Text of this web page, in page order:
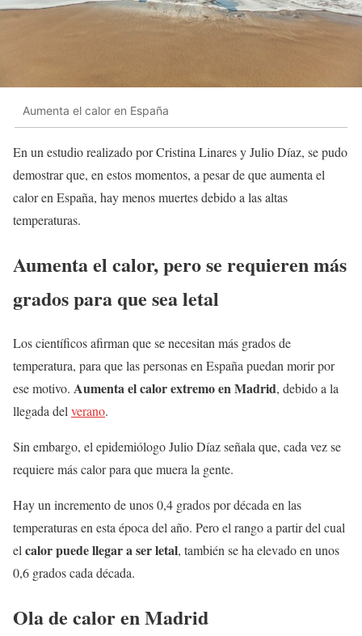
Aumenta el calor en España
En un estudio realizado por Cristina Linares y Julio Díaz, se pudo
demostrar que, en estos momentos, a pesar de que aumenta el
calor en España, hay menos muertes debido a las altas
temperaturas.
Aumenta el calor, pero se requieren más
grados para que sea letal
Los científicos afirman que se necesitan más grados de
temperatura, para que las personas en España puedan morir por
ese motivo. Aumenta el calor extremo en Madrid, debido a la
llegada del verano.
Sin embargo, el epidemiólogo Julio Díaz señala que, cada vez se
requiere más calor para que muera la gente.
Hay un incremento de unos 0,4 grados por década en las
temperaturas en esta época del año. Pero el rango a partir del cual
el calor puede llegar a ser letal, también se ha elevado en unos
0,6 grados cada década.
Ola de calor en Madrid